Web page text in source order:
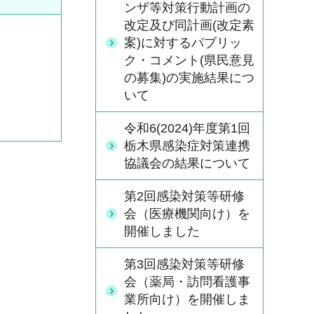
ンザ等対策行動計画の
改定及び同計画(改定素
案)に対するパブリッ
ク・コメント(県民意見
の募集)の実施結果につ
いて
令和6(2024)年度第1回
栃木県感染症対策連携
協議会の結果について
第2回感染対策等研修
会（医療機関向け）を
開催しました
第3回感染対策等研修
会（薬局・訪問看護事
業所向け）を開催しま